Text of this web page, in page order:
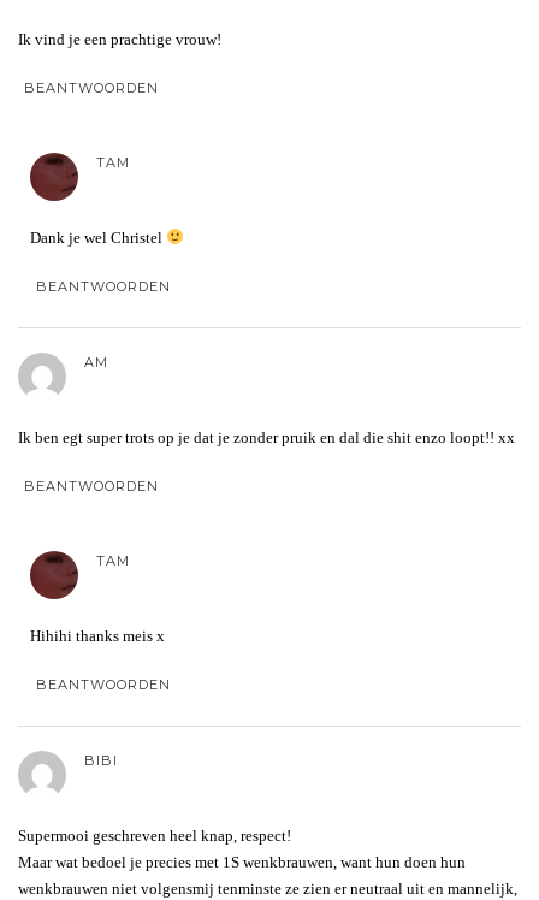
Ik vind je een prachtige vrouw!
BEANTWOORDEN
TAM
Dank je wel Christel
BEANTWOORDEN
AM
Ik ben egt super trots op je dat je zonder pruik en dal die shit enzo loopt!! xx
BEANTWOORDEN
TAM
Hihihi thanks meis x
BEANTWOORDEN
BIBI
Supermooi geschreven heel knap, respect!
Maar wat bedoel je precies met 1S wenkbrauwen, want hun doen hun
wenkbrauwen niet volgensmij tenminste ze zien er neutraal uit en mannelijk,